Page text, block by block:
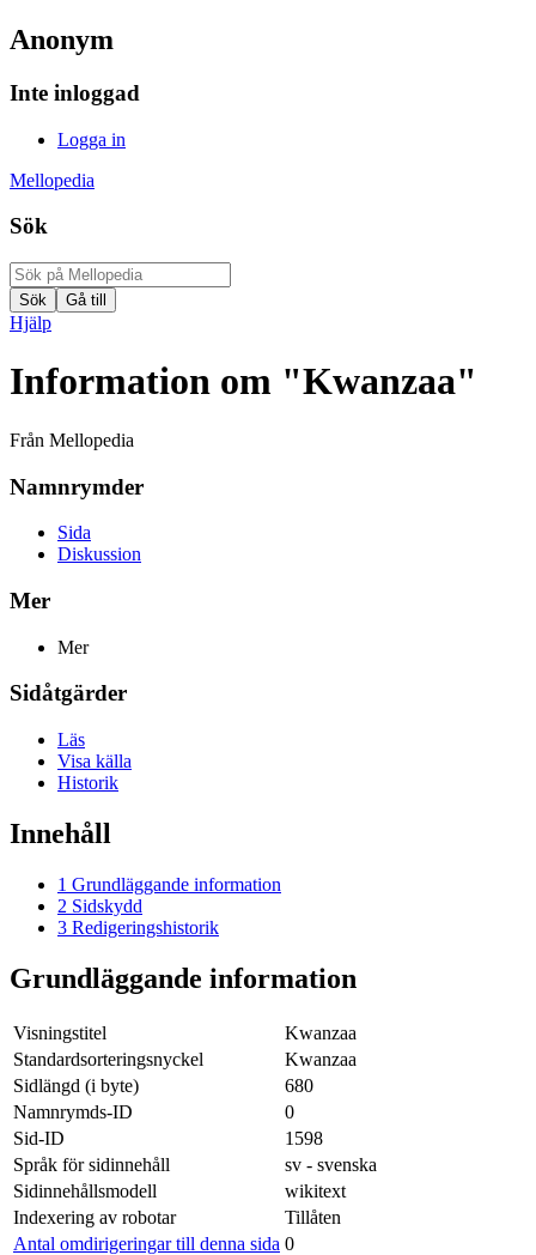
Anonym
Inte inloggad
Logga in
Mellopedia
Sök
Hjälp
Information om "Kwanzaa"
Från Mellopedia
Namnrymder
Sida
Diskussion
Mer
Mer
Sidåtgärder
Läs
Visa källa
Historik
Innehåll
1 Grundläggande information
2 Sidskydd
3 Redigeringshistorik
Grundläggande information
Visningstitel
Kwanzaa
Standardsorteringsnyckel
Kwanzaa
Sidlängd (i byte)
680
Namnrymds-ID
0
Sid-ID
1598
Språk för sidinnehåll
sv - svenska
Sidinnehållsmodell
wikitext
Indexering av robotar
Tillåten
Antal omdirigeringar till denna sida 0